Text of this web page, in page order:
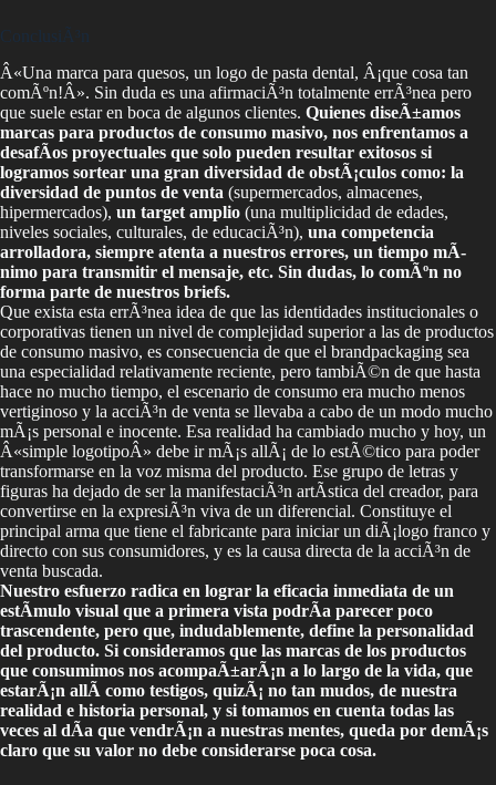
ConclusiÃ³n
Â«Una marca para quesos, un logo de pasta dental, Â¡que cosa tan
comÃºn!Â». Sin duda es una afirmaciÃ³n totalmente errÃ³nea pero
que suele estar en boca de algunos clientes. Quienes diseÃ±amos
marcas para productos de consumo masivo, nos enfrentamos a
desafÃ­os proyectuales que solo pueden resultar exitosos si
logramos sortear una gran diversidad de obstÃ¡culos como: la
diversidad de puntos de venta (supermercados, almacenes,
hipermercados), un target amplio (una multiplicidad de edades,
niveles sociales, culturales, de educaciÃ³n), una competencia
arrolladora, siempre atenta a nuestros errores, un tiempo mÃ­
nimo para transmitir el mensaje, etc. Sin dudas, lo comÃºn no
forma parte de nuestros briefs.
Que exista esta errÃ³nea idea de que las identidades institucionales o
corporativas tienen un nivel de complejidad superior a las de productos
de consumo masivo, es consecuencia de que el brandpackaging sea
una especialidad relativamente reciente, pero tambiÃ©n de que hasta
hace no mucho tiempo, el escenario de consumo era mucho menos
vertiginoso y la acciÃ³n de venta se llevaba a cabo de un modo mucho
mÃ¡s personal e inocente. Esa realidad ha cambiado mucho y hoy, un
Â«simple logotipoÂ» debe ir mÃ¡s allÃ¡ de lo estÃ©tico para poder
transformarse en la voz misma del producto. Ese grupo de letras y
figuras ha dejado de ser la manifestaciÃ³n artÃ­stica del creador, para
convertirse en la expresiÃ³n viva de un diferencial. Constituye el
principal arma que tiene el fabricante para iniciar un diÃ¡logo franco y
directo con sus consumidores, y es la causa directa de la acciÃ³n de
venta buscada.
Nuestro esfuerzo radica en lograr la eficacia inmediata de un
estÃ­mulo visual que a primera vista podrÃ­a parecer poco
trascendente, pero que, indudablemente, define la personalidad
del producto. Si consideramos que las marcas de los productos
que consumimos nos acompaÃ±arÃ¡n a lo largo de la vida, que
estarÃ¡n allÃ­ como testigos, quizÃ¡ no tan mudos, de nuestra
realidad e historia personal, y si tomamos en cuenta todas las
veces al dÃ­a que vendrÃ¡n a nuestras mentes, queda por demÃ¡s
claro que su valor no debe considerarse poca cosa.